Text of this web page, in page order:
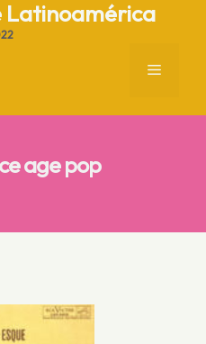
Latinoamérica
MENÚ
age pop